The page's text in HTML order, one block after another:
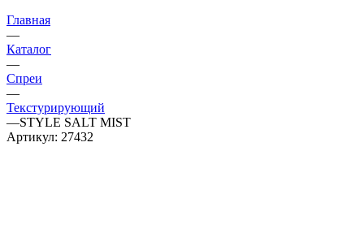
Главная
—
Каталог
—
Спреи
—
Текстурирующий
—STYLE SALT MIST
Артикул: 27432